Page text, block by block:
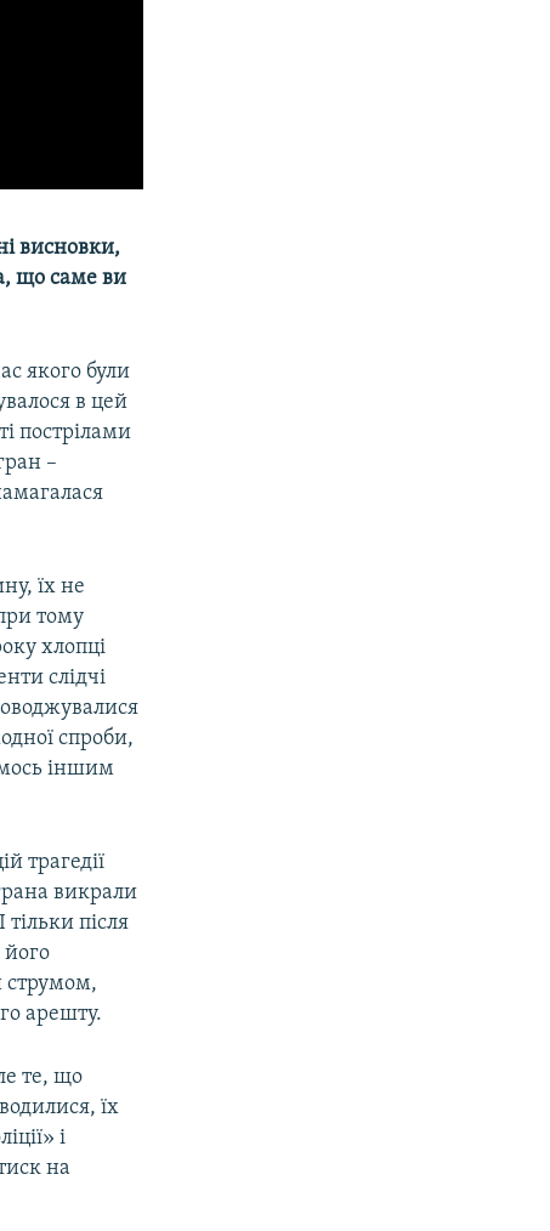
висновки,
що саме ви
якого були
в цей
пострілами
–
їх не
тому
хлопці
слідчі
спроби,
іншим
трагедії
викрали
після
його
струмом,
арешту.
те, що
їх
і
на